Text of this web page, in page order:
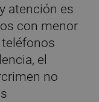
atención es
con menor
el
no